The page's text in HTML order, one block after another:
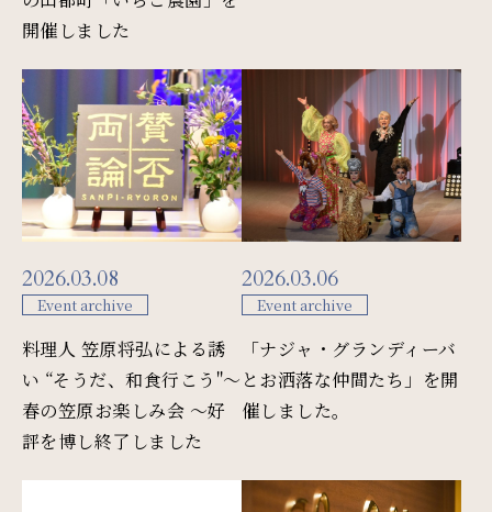
Access
Sightseeing
周辺観光
Gallery
フォトギャラリー
One Harmony
会員プログラム「One Harmony」
News
開催しました
2026.03.08
Event archive
料理人 笠原将弘による誘
い “そうだ、和食行こう"〜
春の笠原お楽しみ会 〜好
評を博し終了しました
2026.03.06
Event archive
「ナジャ・グランディーバ
とお洒落な仲間たち」を開
催しました。